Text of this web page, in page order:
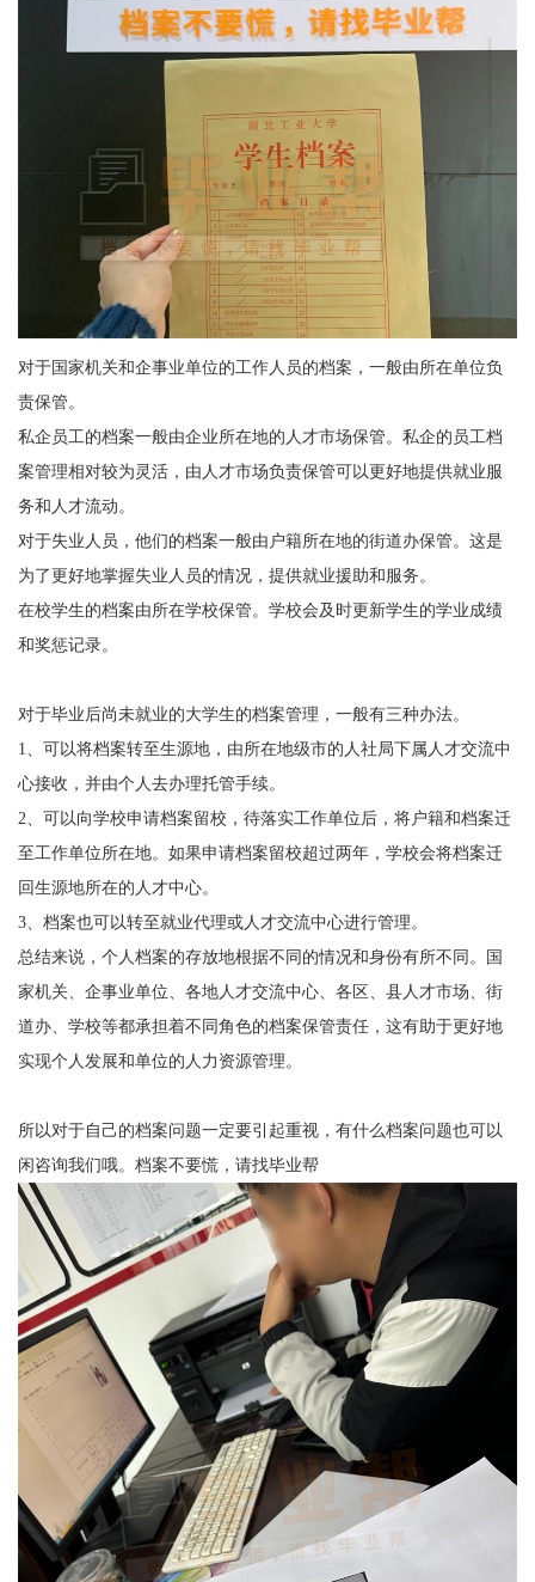
对于国家机关和企事业单位的工作人员的档案，一般由所在单位负
责保管。
私企员工的档案一般由企业所在地的人才市场保管。私企的员工档
案管理相对较为灵活，由人才市场负责保管可以更好地提供就业服
务和人才流动。
对于失业人员，他们的档案一般由户籍所在地的街道办保管。这是
为了更好地掌握失业人员的情况，提供就业援助和服务。
在校学生的档案由所在学校保管。学校会及时更新学生的学业成绩
和奖惩记录。
对于毕业后尚未就业的大学生的档案管理，一般有三种办法。
1、可以将档案转至生源地，由所在地级市的人社局下属人才交流中
心接收，并由个人去办理托管手续。
2、可以向学校申请档案留校，待落实工作单位后，将户籍和档案迁
至工作单位所在地。如果申请档案留校超过两年，学校会将档案迁
回生源地所在的人才中心。
3、档案也可以转至就业代理或人才交流中心进行管理。
总结来说，个人档案的存放地根据不同的情况和身份有所不同。国
家机关、企事业单位、各地人才交流中心、各区、县人才市场、街
道办、学校等都承担着不同角色的档案保管责任，这有助于更好地
实现个人发展和单位的人力资源管理。
所以对于自己的档案问题一定要引起重视，有什么档案问题也可以
闲咨询我们哦。档案不要慌，请找毕业帮